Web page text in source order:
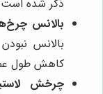
ذکر شده
بالانس
بالانس
کاهش طول
چرخش